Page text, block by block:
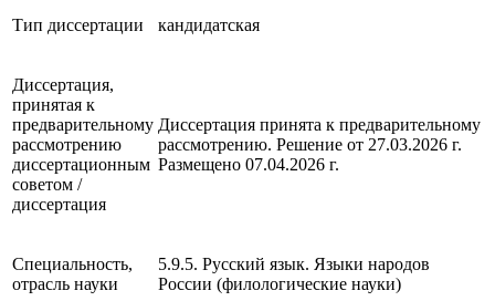
Тип диссертации кандидатская
Диссертация,
принятая к
предварительному
рассмотрению
диссертационным
советом /
диссертация
Диссертация принята к предварительному
рассмотрению. Решение от 27.03.2026 г.
Размещено 07.04.2026 г.
Специальность,
отрасль науки
5.9.5. Русский язык. Языки народов
России (филологические науки)